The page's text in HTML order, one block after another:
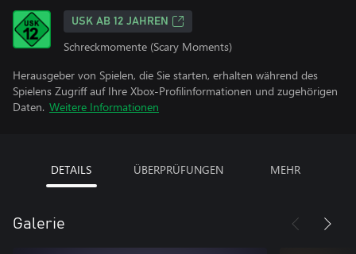
USK AB 12 JAHREN
Schreckmomente (Scary Moments)
Herausgeber von Spielen, die Sie starten, erhalten während des
Spielens Zugriff auf Ihre Xbox-Profilinformationen und zugehörigen
Daten. Weitere Informationen
DETAILS ÜBERPRÜFUNGEN MEHR
Galerie